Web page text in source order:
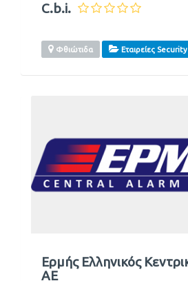
C.b.i.
Φθιώτιδα Εταιρείες Security
Ερμής Ελληνικός
ΑΕ